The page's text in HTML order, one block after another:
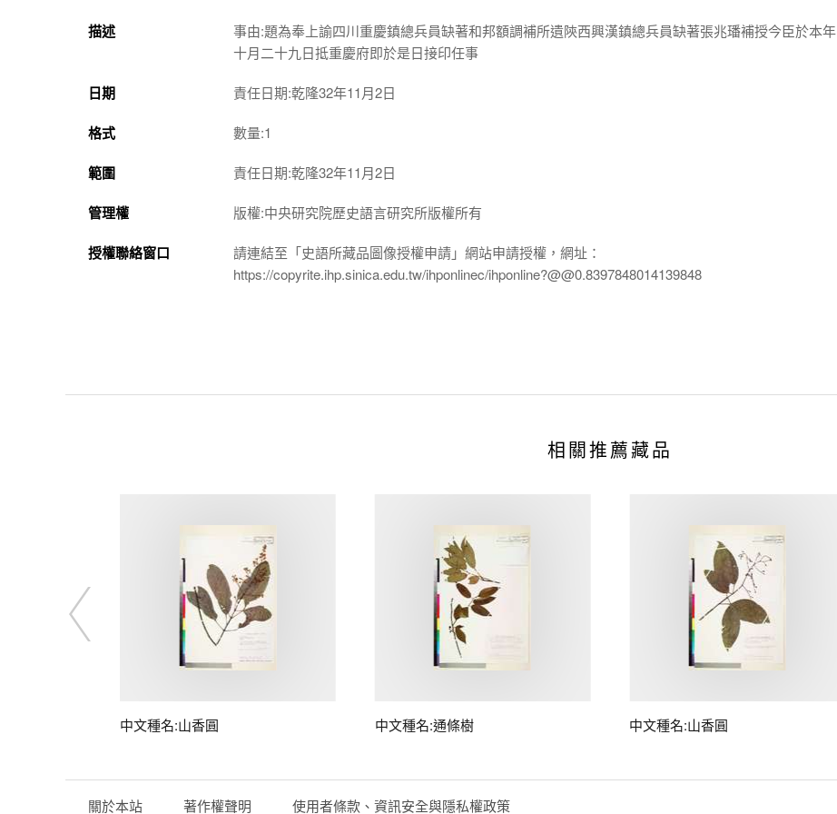
描述
事由:題為奉上諭四川重慶鎮總兵員缺著和邦額調補所遺陝西興漢鎮總兵員缺著張兆璠補授今臣於本年
十月二十九日抵重慶府即於是日接印任事
日期 責任日期:乾隆32年11月2日
格式 數量:1
範圍 責任日期:乾隆32年11月2日
管理權 版權:中央研究院歷史語言研究所版權所有
授權聯絡窗口
請連結至「史語所藏品圖像授權申請」網站申請授權，網址：
https://copyrite.ihp.sinica.edu.tw/ihponlinec/ihponline?@@0.8397848014139848
相關推薦藏品
中文種名:山香圓 中文種名:通條樹 中文種名:山香圓
關於本站 著作權聲明 使用者條款、資訊安全與隱私權政策